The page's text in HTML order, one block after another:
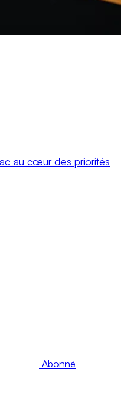
au cœur des priorités
Abonné